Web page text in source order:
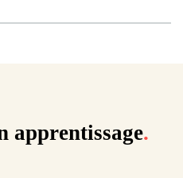
apprentissage.